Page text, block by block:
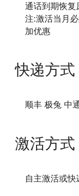
通话到期恢复
注:激活当月
加优惠
快递方式
顺丰 极兔 中
激活方式
自主激活或